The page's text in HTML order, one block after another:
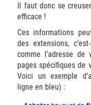
Il faut donc se
efficace !
Ces informations
des extensions,
comme l’adresse
pages spécifiques de
Voici un exemple
ligne en bleu) :